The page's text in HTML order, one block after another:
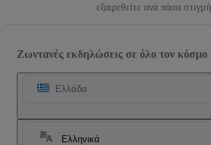
εξαιρεθείτε ανά πάσα στιγμή.
Ζωντανές εκδηλώσεις σε όλο τον κόσμο
Ελλάδα
Ελληνικά